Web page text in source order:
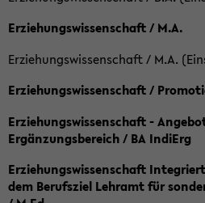
Erziehungswissenschaft / M.A.
Erziehungswissenschaft / M.A.
Erziehungswissenschaft /
Erziehungswissenschaft -
Ergänzungsbereich / BA IndiErg
Erziehungswissenschaft
dem Berufsziel Lehramt für